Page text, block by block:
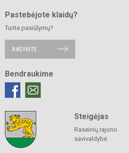
Pastebėjote klaidų?
Turite pasiūlymų?
RAŠYKITE
Bendraukime
Steigėjas
Raseinių rajono
savivaldybė